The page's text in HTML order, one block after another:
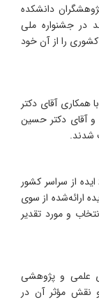
دانشکده
در جشنواره ملی
کشوری را از آن خود
همکاری آقای دکتر
و آقای دکتر حسین
شدند.
این موفقیت در شرایطی رقم خورد که بیش از ۶۰۰ ایده از سراسر کشور
ارائه‌شده از سوی
و مورد تقدیر
علمی و پژوهشی
و نقش مؤثر آن در